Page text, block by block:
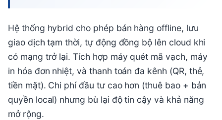
Hệ thống hybrid cho phép bán hàng offline, lưu
giao dịch tạm thời, tự động đồng bộ lên cloud khi
có mạng trở lại. Tích hợp máy quét mã vạch, máy
in hóa đơn nhiệt, và thanh toán đa kênh (QR, thẻ,
tiền mặt). Chi phí đầu tư cao hơn (thuê bao + bản
quyền local) nhưng bù lại độ tin cậy và khả năng
mở rộng.